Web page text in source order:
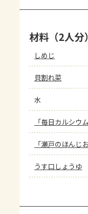
材料（2人分）
しめじ
貝割れ菜
水
「毎日カルシウ
「瀬戸のほんじお
うす口しょうゆ